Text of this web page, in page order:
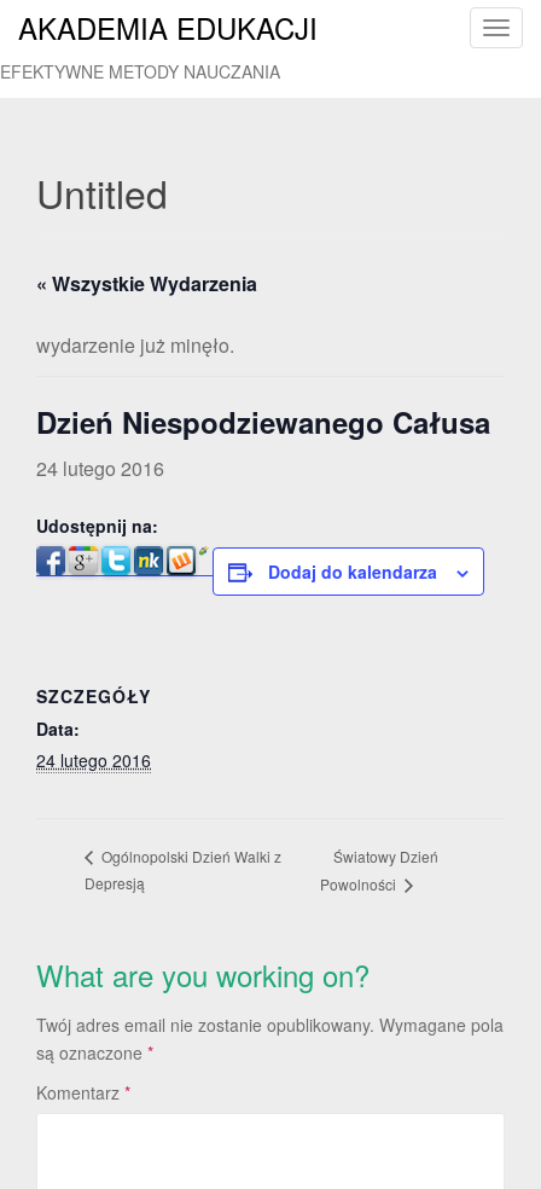
T
AKADEMIA EDUKACJI
EFEKTYWNE METODY NAUCZANIA
Untitled
« Wszystkie Wydarzenia
wydarzenie już minęło.
Dzień Niespodziewanego Całusa
24 lutego 2016
Udostępnij na:
Dodaj do kalendarza
SZCZEGÓŁY
Data:
24 lutego 2016
Ogólnopolski Dzień Walki z
Depresją
Światowy Dzień
Powolności
What are you working on?
Twój adres email nie zostanie opublikowany. Wymagane pola
są oznaczone *
Komentarz *